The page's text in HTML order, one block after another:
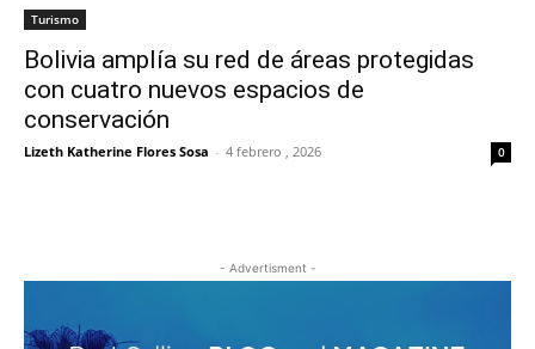
Turismo
Bolivia amplía su red de áreas protegidas
con cuatro nuevos espacios de
conservación
Lizeth Katherine Flores Sosa - 4 febrero , 2026 0
- Advertisment -